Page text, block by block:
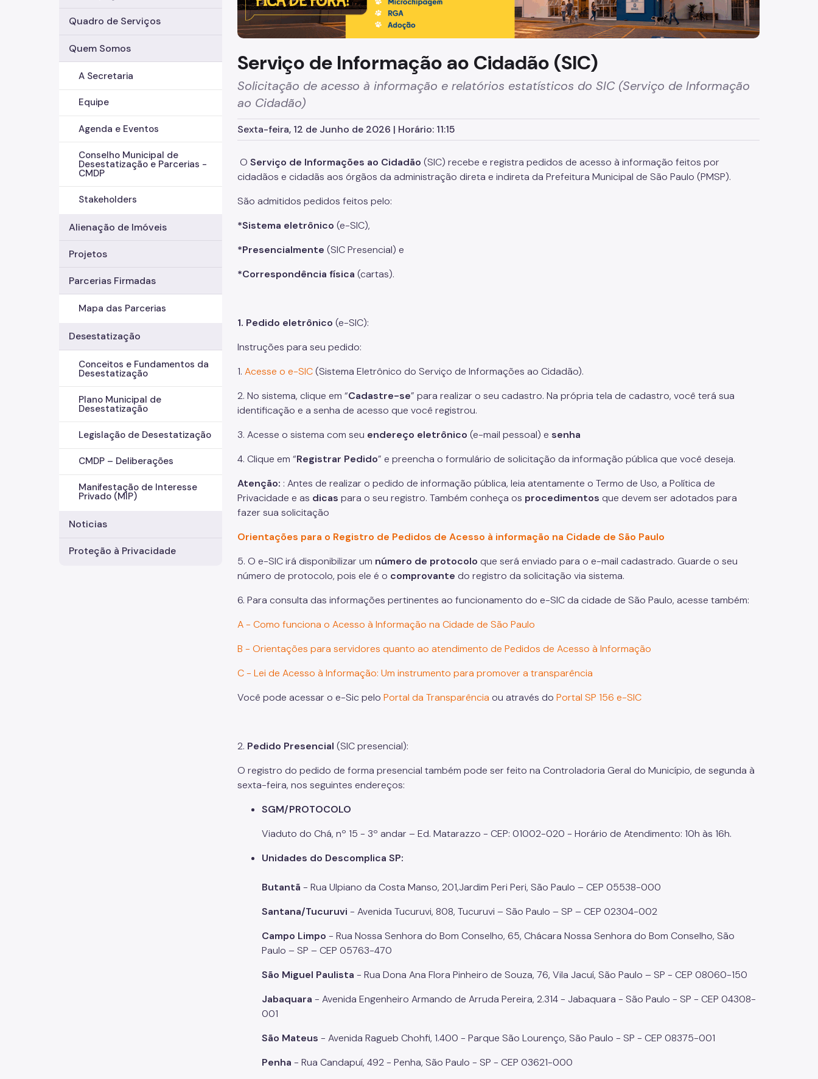
Quadro de Serviços
Quem Somos
A Secretaria
Equipe
Agenda e Eventos
Conselho Municipal de
Desestatização e Parcerias -
CMDP
Stakeholders
Alienação de Imóveis
Projetos
Parcerias Firmadas
Mapa das Parcerias
Desestatização
Conceitos e Fundamentos da
Desestatização
Plano Municipal de
Desestatização
Legislação de Desestatização
CMDP – Deliberações
Manifestação de Interesse
Privado (MIP)
Noticias
Proteção à Privacidade
Serviço de Informação ao Cidadão (SIC)
Solicitação de acesso à informação e relatórios estatísticos do SIC (Serviço de Informação
ao Cidadão)
Sexta-feira, 12 de Junho de 2026 | Horário: 11:15
O Serviço de Informações ao Cidadão (SIC) recebe e registra pedidos de acesso à informação feitos por
cidadãos e cidadãs aos órgãos da administração direta e indireta da Prefeitura Municipal de São Paulo (PMSP).
São admitidos pedidos feitos pelo:
*Sistema eletrônico (e-SIC),
*Presencialmente (SIC Presencial) e
*Correspondência física (cartas).
1. Pedido eletrônico (e-SIC):
Instruções para seu pedido:
1. Acesse o e-SIC(Sistema Eletrônico do Serviço de Informações ao Cidadão).
2. No sistema, clique em “Cadastre-se” para realizar o seu cadastro. Na própria tela de cadastro, você terá sua
identificação e a senha de acesso que você registrou.
3. Acesse o sistema com seu endereço eletrônico (e-mail pessoal) e senha
4. Clique em “Registrar Pedido” e preencha o formulário de solicitação da informação pública que você deseja.
Atenção: : Antes de realizar o pedido de informação pública, leia atentamente o Termo de Uso, a Política de
Privacidade e as dicas para o seu registro. Também conheça os procedimentos que devem ser adotados para
fazer sua solicitação
Orientações para o Registro de Pedidos de Acesso à informação na Cidade de São Paulo
5. O e-SIC irá disponibilizar um número de protocolo que será enviado para o e-mail cadastrado. Guarde o seu
número de protocolo, pois ele é o comprovante do registro da solicitação via sistema.
6. Para consulta das informações pertinentes ao funcionamento do e-SIC da cidade de São Paulo, acesse também:
A - Como funciona o Acesso à Informação na Cidade de São Paulo
B - Orientações para servidores quanto ao atendimento de Pedidos de Acesso à Informação
C - Lei de Acesso à Informação: Um instrumento para promover a transparência
Você pode acessar o e-Sic pelo Portal da Transparência ou através do Portal SP 156 e-SIC
2. Pedido Presencial (SIC presencial):
O registro do pedido de forma presencial também pode ser feito na Controladoria Geral do Município, de segunda à
sexta-feira, nos seguintes endereços:
SGM/PROTOCOLO
Viaduto do Chá, nº 15 - 3º andar – Ed. Matarazzo - CEP: 01002-020 - Horário de Atendimento: 10h às 16h.
Unidades do Descomplica SP:
Butantã - Rua Ulpiano da Costa Manso, 201,Jardim Peri Peri, São Paulo – CEP 05538-000
Santana/Tucuruvi - Avenida Tucuruvi, 808, Tucuruvi – São Paulo – SP – CEP 02304-002
Campo Limpo - Rua Nossa Senhora do Bom Conselho, 65, Chácara Nossa Senhora do Bom Conselho, São
Paulo – SP – CEP 05763-470
São Miguel Paulista - Rua Dona Ana Flora Pinheiro de Souza, 76, Vila Jacuí, São Paulo – SP - CEP 08060-150
Jabaquara - Avenida Engenheiro Armando de Arruda Pereira, 2.314 - Jabaquara - São Paulo - SP - CEP 04308-
001
São Mateus - Avenida Ragueb Chohfi, 1.400 - Parque São Lourenço, São Paulo - SP - CEP 08375-001
Penha - Rua Candapuí, 492 - Penha, São Paulo - SP - CEP 03621-000